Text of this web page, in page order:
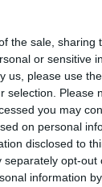
the sale, sharing
or sensitive
us, please use
selection. Please
you may
on personal
disclosed to
separately opt-out
information
sitt körkort i en
ett mål för
blir verklighet.
ska bli
men